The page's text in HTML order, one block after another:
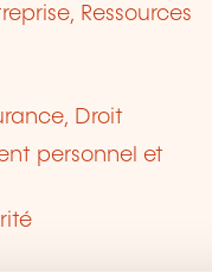
Ressources
Droit
personnel et